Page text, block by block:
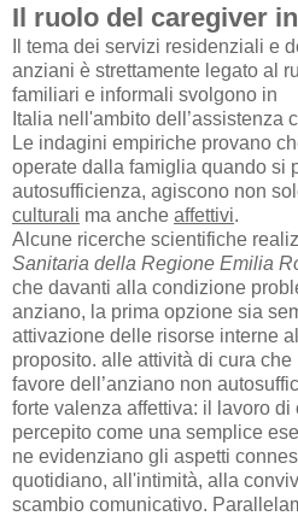
Il ruolo del caregiver
Il tema dei servizi residenziali e
anziani è strettamente legato al
familiari e informali svolgono in
Italia nell'ambito dell’assistenza
Le indagini empiriche provano
operate dalla famiglia quando si
autosufficienza, agiscono non
culturali ma anche affettivi.
Alcune ricerche scientifiche
Sanitaria della Regione Emilia
che davanti alla condizione
anziano, la prima opzione sia
attivazione delle risorse interne
proposito. alle attività di cura
favore dell’anziano non
forte valenza affettiva: il lavoro
percepito come una semplice
ne evidenziano gli aspetti
quotidiano, all'intimità, alla
scambio comunicativo.